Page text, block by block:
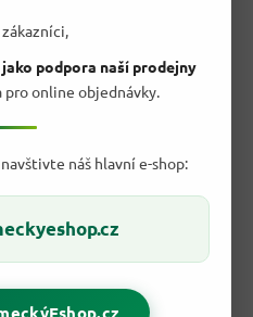
podpora naší prodejny
online objednávky.
náš hlavní e-shop:
plnění a reklamační řád